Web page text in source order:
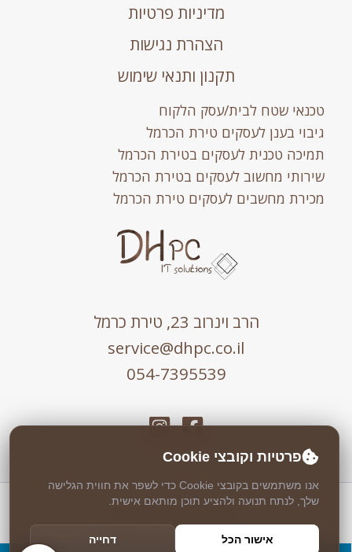
מדיניות פרטיות
הצהרת נגישות
תקנון ותנאי שימוש
טכנאי שטח לבית/עסק הלקוח
גיבוי בענן לעסקים טירת הכרמל
תמיכה טכנית לעסקים בטירת הכרמל
שירותי מחשוב לעסקים בטירת הכרמל
מכירת מחשבים לעסקים טירת הכרמל
הרב וינרוב 23, טירת כרמל
service@dhpc.co.il
054-7395539
כל הזכויות שמורות © 2026 DHPC
אבטחה וניטור 24/7 ע"י
Weblock
פרטיות וקובצי Cookie
אנו משתמשים בקובצי Cookie כדי לשפר את חווית הגלישה
שלך, לנתח תנועה ולהציע תוכן מותאם אישית.
אישור הכל דחייה